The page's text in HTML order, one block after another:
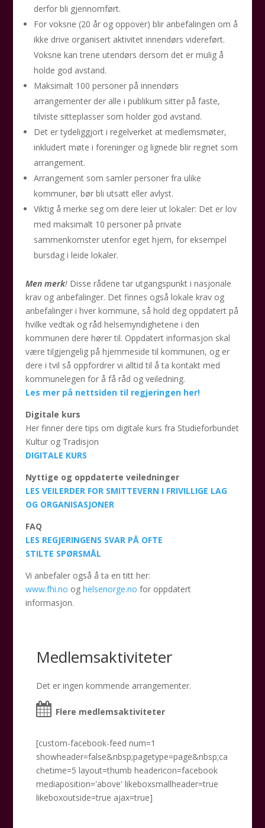
derfor bli gjennomført.
For voksne (20 år og oppover) blir anbefalingen om å
ikke drive organisert aktivitet innendørs videreført.
Voksne kan trene utendørs dersom det er mulig å
holde god avstand.
Maksimalt 100 personer på innendørs
arrangementer der alle i publikum sitter på faste,
tilviste sitteplasser som holder god avstand.
Det er tydeliggjort i regelverket at medlemsmøter,
inkludert møte i foreninger og lignede blir regnet som
arrangement.
Arrangement som samler personer fra ulike
kommuner, bør bli utsatt eller avlyst.
Viktig å merke seg om dere leier ut lokaler: Det er lov
med maksimalt 10 personer på private
sammenkomster utenfor eget hjem, for eksempel
bursdag i leide lokaler.
Men merk! Disse rådene tar utgangspunkt i nasjonale
krav og anbefalinger. Det finnes også lokale krav og
anbefalinger i hver kommune, så hold deg oppdatert på
hvilke vedtak og råd helsemyndighetene i den
kommunen dere hører til. Oppdatert informasjon skal
være tilgjengelig på hjemmeside til kommunen, og er
dere i tvil så oppfordrer vi alltid til å ta kontakt med
kommunelegen for å få råd og veiledning.
Les mer på nettsiden til regjeringen her!
Digitale kurs
Her finner dere tips om digitale kurs fra Studieforbundet
Kultur og Tradisjon
DIGITALE KURS
Nyttige og oppdaterte veiledninger
LES VEILERDER FOR SMITTEVERN I FRIVILLIGE LAG
OG ORGANISASJONER
FAQ
LES REGJERINGENS SVAR PÅ OFTE
STILTE SPØRSMÅL
Vi anbefaler også å ta en titt her:
www.fhi.no og helsenorge.no for oppdatert
informasjon.
Medlemsaktiviteter
Det er ingen kommende arrangementer.
Flere medlemsaktiviteter
[custom-facebook-feed num=1
showheader=false&nbsp;pagetype=page&nbsp;ca
chetime=5 layout=thumb headericon=facebook
mediaposition='above' likeboxsmallheader=true
likeboxoutside=true ajax=true]